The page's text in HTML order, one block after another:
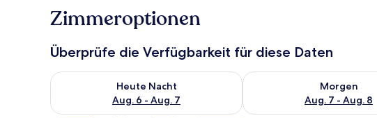
Zimmeroptionen
Überprüfe die Verfügbarkeit für diese Daten
Heute Nacht
Aug. 6 - Aug. 7
Überprüfe die Verfügbarkeit für heute Nacht, Aug. 6 - Aug. 7.
Morgen
Aug. 7 - Aug. 8
Überprüfe die